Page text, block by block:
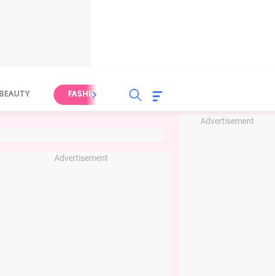
Advertisement
BEAUTY FASHION FOOD
Advertisement